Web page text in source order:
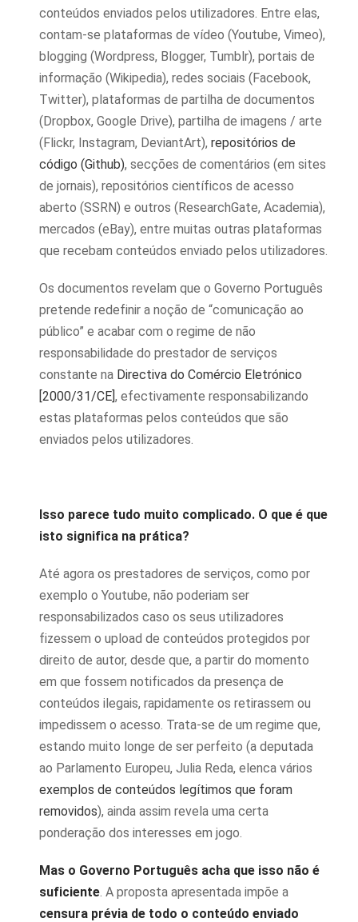
conteúdos enviados pelos utilizadores. Entre elas,
contam-se plataformas de vídeo (Youtube, Vimeo),
blogging (Wordpress, Blogger, Tumblr), portais de
informação (Wikipedia), redes sociais (Facebook,
Twitter), plataformas de partilha de documentos
(Dropbox, Google Drive), partilha de imagens / arte
(Flickr, Instagram, DeviantArt), repositórios de
código (Github), secções de comentários (em sites
de jornais), repositórios científicos de acesso
aberto (SSRN) e outros (ResearchGate, Academia),
mercados (eBay), entre muitas outras plataformas
que recebam conteúdos enviado pelos utilizadores.
Os documentos revelam que o Governo Português
pretende redefinir a noção de “comunicação ao
público” e acabar com o regime de não
responsabilidade do prestador de serviços
constante na Directiva do Comércio Eletrónico
[2000/31/CE], efectivamente responsabilizando
estas plataformas pelos conteúdos que são
enviados pelos utilizadores.
Isso parece tudo muito complicado. O que é que
isto significa na prática?
Até agora os prestadores de serviços, como por
exemplo o Youtube, não poderiam ser
responsabilizados caso os seus utilizadores
fizessem o upload de conteúdos protegidos por
direito de autor, desde que, a partir do momento
em que fossem notificados da presença de
conteúdos ilegais, rapidamente os retirassem ou
impedissem o acesso. Trata-se de um regime que,
estando muito longe de ser perfeito (a deputada
ao Parlamento Europeu, Julia Reda, elenca vários
exemplos de conteúdos legítimos que foram
removidos), ainda assim revela uma certa
ponderação dos interesses em jogo.
Mas o Governo Português acha que isso não é
suficiente . A proposta apresentada impõe a
censura prévia de todo o conteúdo enviado